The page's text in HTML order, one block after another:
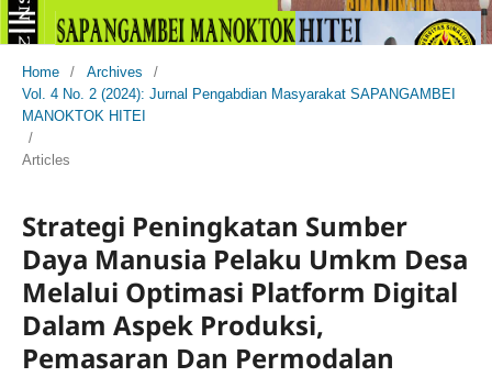
Home / Archives
/
Vol. 4 No. 2 (2024): Jurnal Pengabdian Masyarakat SAPANGAMBEI
MANOKTOK HITEI
/
Articles
Strategi Peningkatan Sumber
Daya Manusia Pelaku Umkm Desa
Melalui Optimasi Platform Digital
Dalam Aspek Produksi,
Pemasaran Dan Permodalan